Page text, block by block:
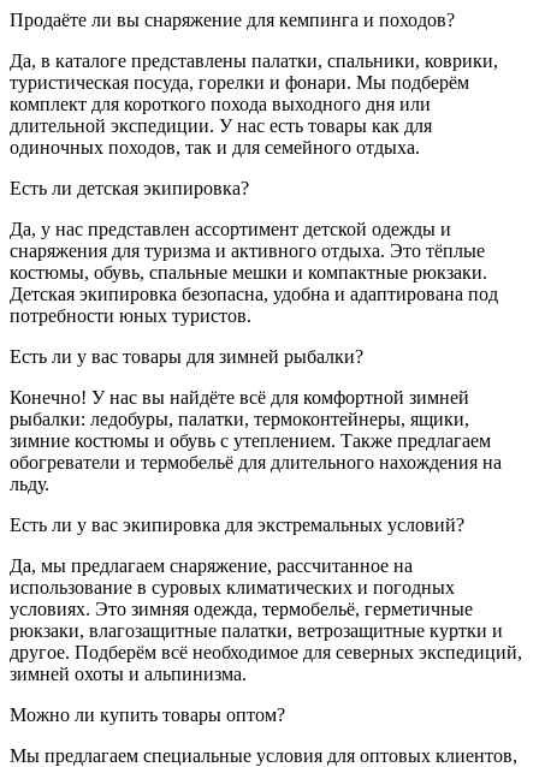
Продаёте ли вы снаряжение для кемпинга и походов?
Да, в каталоге представлены палатки, спальники, коврики,
туристическая посуда, горелки и фонари. Мы подберём
комплект для короткого похода выходного дня или
длительной экспедиции. У нас есть товары как для
одиночных походов, так и для семейного отдыха.
Есть ли детская экипировка?
Да, у нас представлен ассортимент детской одежды и
снаряжения для туризма и активного отдыха. Это тёплые
костюмы, обувь, спальные мешки и компактные рюкзаки.
Детская экипировка безопасна, удобна и адаптирована под
потребности юных туристов.
Есть ли у вас товары для зимней рыбалки?
Конечно! У нас вы найдёте всё для комфортной зимней
рыбалки: ледобуры, палатки, термоконтейнеры, ящики,
зимние костюмы и обувь с утеплением. Также предлагаем
обогреватели и термобельё для длительного нахождения на
льду.
Есть ли у вас экипировка для экстремальных условий?
Да, мы предлагаем снаряжение, рассчитанное на
использование в суровых климатических и погодных
условиях. Это зимняя одежда, термобельё, герметичные
рюкзаки, влагозащитные палатки, ветрозащитные куртки и
другое. Подберём всё необходимое для северных экспедиций,
зимней охоты и альпинизма.
Можно ли купить товары оптом?
Мы предлагаем специальные условия для оптовых клиентов,